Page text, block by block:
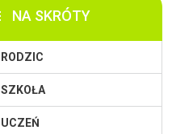
NA SKRÓTY
RODZIC
SZKOŁA
UCZEŃ